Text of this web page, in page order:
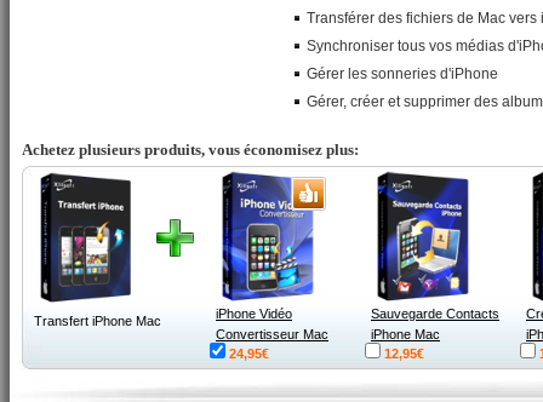
Transférer des fichiers de Mac vers
Synchroniser tous vos médias
Gérer les sonneries d'iPhone
Gérer, créer et supprimer des
Achetez plusieurs produits, vous économisez plus:
Transfert iPhone Mac
iPhone Vidéo
Convertisseur Mac
24,95€
Sauvegarde Contacts
iPhone Mac
12,95€